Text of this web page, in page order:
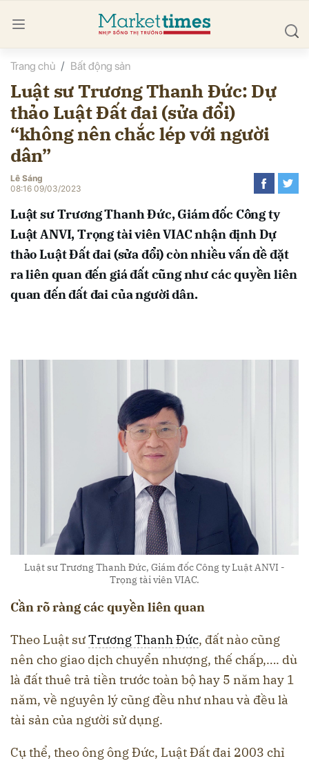
Trang chủ Bất động sản
Luật sư Trương Thanh Đức: Dự
thảo Luật Đất đai (sửa đổi)
“không nên chắc lép với người
dân”
Lê Sáng
08:16 09/03/2023
Luật sư Trương Thanh Đức, Giám đốc Công ty
Luật ANVI, Trọng tài viên VIAC nhận định Dự
thảo Luật Đất đai (sửa đổi) còn nhiều vấn đề đặt
ra liên quan đến giá đất cũng như các quyền liên
quan đến đất đai của người dân.
Luật sư Trương Thanh Đức, Giám đốc Công ty Luật ANVI -
Trọng tài viên VIAC.
Cần rõ ràng các quyền liên quan
Theo Luật sưTrương Thanh Đức, đất nào cũng
nên cho giao dịch chuyển nhượng, thế chấp,…. dù
là đất thuê trả tiền trước toàn bộ hay 5 năm hay 1
năm, về nguyên lý cũng đều như nhau và đều là
tài sản của người sử dụng.
Cụ thể, theo ông ông Đức, Luật Đất đai 2003 chỉ
luận